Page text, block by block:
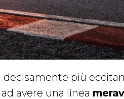
decisamente più
avere una linea